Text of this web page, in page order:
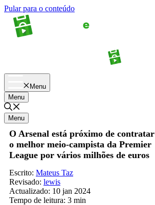
Pular para o conteúdo
Menu
Menu
Menu
O Arsenal está próximo de contratar
o melhor meio-campista da Premier
League por vários milhões de euros
Escrito: Mateus Taz
Revisado: lewis
Actualizado: 10 jan 2024
Tempo de leitura: 3 min